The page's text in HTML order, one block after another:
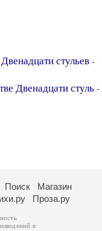
стульев -
Двенадцати стуль -
Поиск
Магазин
Проза.ру
в